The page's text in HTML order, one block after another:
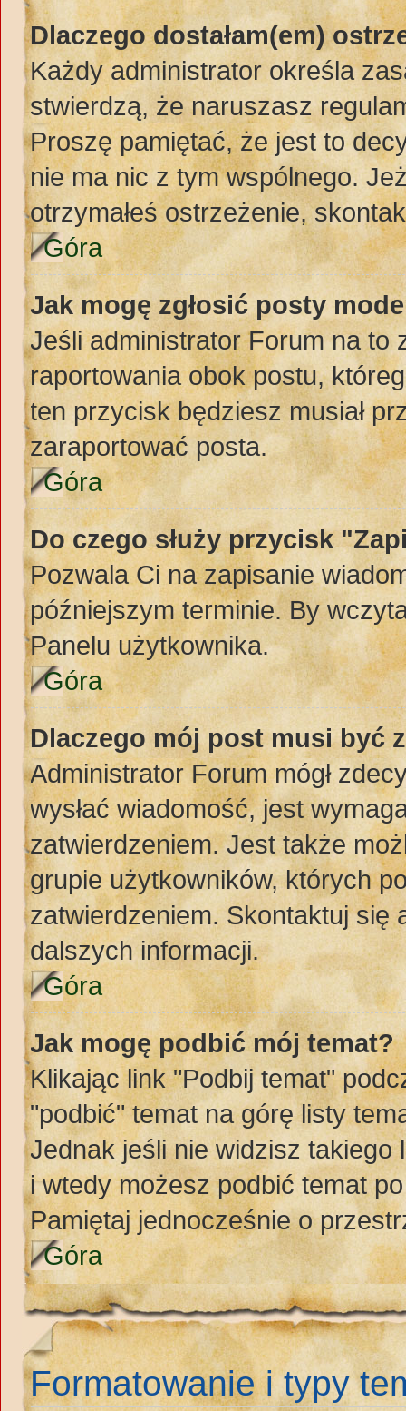
Dlaczego dostałam(em)
Każdy administrator określa
stwierdzą, że naruszasz
Proszę pamiętać, że jest to
nie ma nic z tym wspólnego.
otrzymałeś ostrzeżenie,
Góra
Jak mogę zgłosić posty
Jeśli administrator Forum na to
raportowania obok postu,
ten przycisk będziesz musiał
zaraportować posta.
Góra
Do czego służy przycisk
Pozwala Ci na zapisanie
późniejszym terminie. By
Panelu użytkownika.
Góra
Dlaczego mój post musi być
Administrator Forum mógł
wysłać wiadomość, jest
zatwierdzeniem. Jest także
grupie użytkowników, których
zatwierdzeniem. Skontaktuj się
dalszych informacji.
Góra
Jak mogę podbić mój temat?
Klikając link "Podbij temat"
"podbić" temat na górę listy
Jednak jeśli nie widzisz takiego
i wtedy możesz podbić temat
Pamiętaj jednocześnie o
Góra
Formatowanie i typy